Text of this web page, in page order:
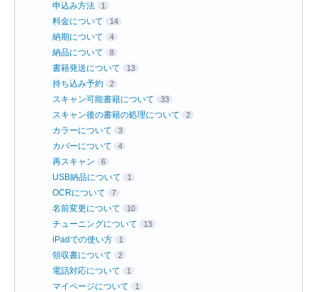
申込み方法 1
料金について 14
納期について 4
納品について 8
書籍発送について 13
持ち込み予約 2
スキャン可能書籍について 33
スキャン後の書籍の処理について 2
カラーについて 3
カバーについて 4
再スキャン 6
USB納品について 1
OCRについて 7
名前変更について 10
チューニングについて 13
iPadでの使い方 1
領収書について 2
電話対応について 1
マイページについて 1